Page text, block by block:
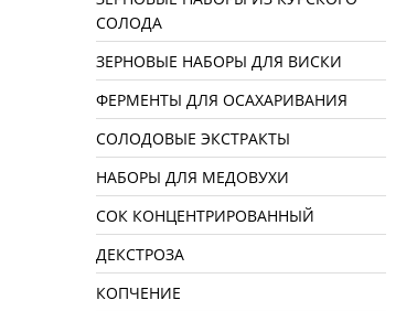
СОЛОДА
ЗЕРНОВЫЕ НАБОРЫ ДЛЯ ВИСКИ
ФЕРМЕНТЫ ДЛЯ ОСАХАРИВАНИЯ
СОЛОДОВЫЕ ЭКСТРАКТЫ
НАБОРЫ ДЛЯ МЕДОВУХИ
СОК КОНЦЕНТРИРОВАННЫЙ
ДЕКСТРОЗА
КОПЧЕНИЕ